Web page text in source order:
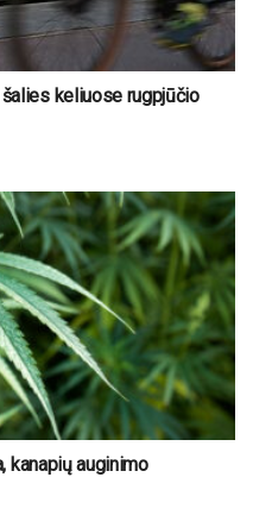
keliuose rugpjūčio
kanapių auginimo